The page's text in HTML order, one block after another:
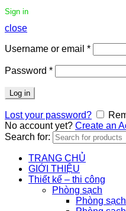
Sign in
close
Username or email *
Password *
Log in
Lost your password?
No account yet? Create an
Search for:
TRANG CHỦ
GIỚI THIỆU
Thiết kế – thi công
Phòng sạch
Phòng